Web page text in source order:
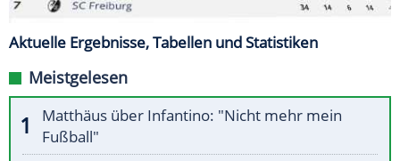
Aktuelle Ergebnisse, Tabellen und Statistiken
Meistgelesen
Matthäus über Infantino: "Nicht mehr mein
Fußball"